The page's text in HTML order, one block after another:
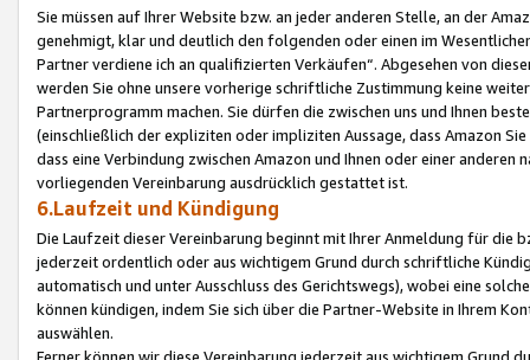
Sie müssen auf Ihrer Website bzw. an jeder anderen Stelle, an der
genehmigt, klar und deutlich den folgenden oder einen im
Partner verdiene ich an qualifizierten Verkäufen“. Abgesehen von
werden Sie ohne unsere vorherige schriftliche Zustimmung keine
Partnerprogramm machen. Sie dürfen die zwischen uns und Ihnen
(einschließlich der expliziten oder impliziten Aussage, dass Amazon
dass eine Verbindung zwischen Amazon und Ihnen oder einer
vorliegenden Vereinbarung ausdrücklich gestattet ist.
6.Laufzeit und Kündigung
Die Laufzeit dieser Vereinbarung beginnt mit Ihrer Anmeldung für die
jederzeit ordentlich oder aus wichtigem Grund durch schriftliche
automatisch und unter Ausschluss des Gerichtswegs), wobei eine
können kündigen, indem Sie sich über die Partner-Website in Ihrem
auswählen.
Ferner können wir diese Vereinbarung jederzeit aus wichtigem Grund